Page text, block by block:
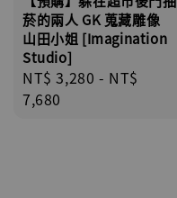
菸的兩人 GK 蒐藏雕像
山田小姐 [Imagination
Studio]
Regular
price
NT$ 3,280 - NT$
7,680